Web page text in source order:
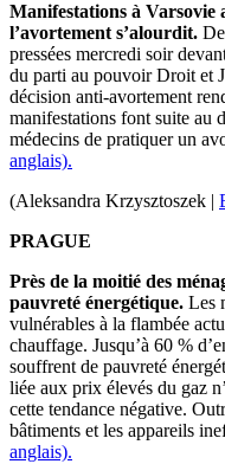
Manifestations à Varsovie
l’avortement s’alourdit.
pressées mercredi soir
du parti au pouvoir Droit et
décision anti-avortement
manifestations font suite au
médecins de pratiquer un
anglais).
(Aleksandra Krzysztoszek |
PRAGUE
Près de la moitié des
pauvreté énergétique. Les
vulnérables à la flambée
chauffage. Jusqu’à 60 %
souffrent de pauvreté
liée aux prix élevés du gaz
cette tendance négative.
bâtiments et les appareils
anglais).